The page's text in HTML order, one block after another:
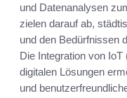
und Datenanalysen
zielen darauf ab,
und den Bedürfnissen
Die Integration von
digitalen Lösungen
und